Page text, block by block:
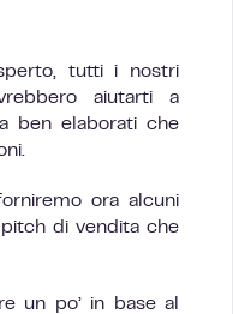
tutti i nostri
aiutarti a
ben elaborati che
ora alcuni
di vendita che
un po’ in base al